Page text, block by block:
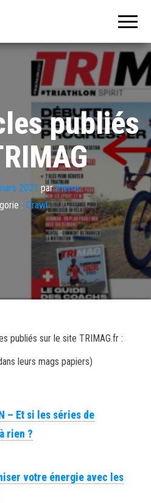
publiés
2021 parPierre
: Crawl
publiés sur le site TRIMAG.fr :
leurs mags papiers)
– Et si les séries de
rien ?
votre énergie avec les